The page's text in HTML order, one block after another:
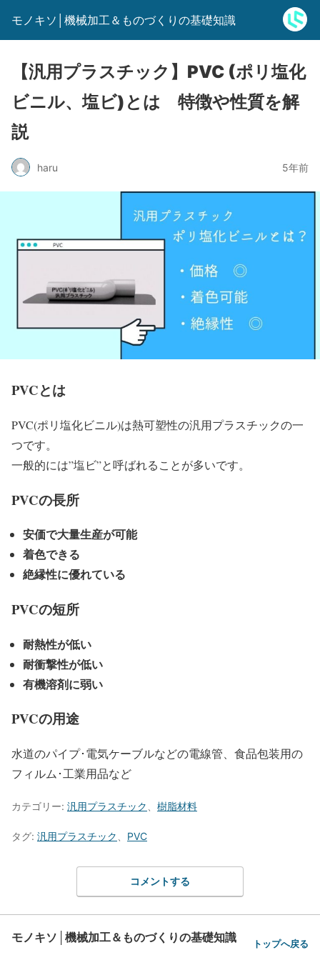
モノキソ│機械加工＆ものづくりの基礎知識
【汎用プラスチック】PVC (ポリ塩化
ビニル、塩ビ)とは 特徴や性質を解
説
haru 5年前
PVCとは
PVC(ポリ塩化ビニル)は熱可塑性の汎用プラスチックの一
つです。
一般的には”塩ビ”と呼ばれることが多いです。
PVCの長所
安価で大量生産が可能
着色できる
絶縁性に優れている
PVCの短所
耐熱性が低い
耐衝撃性が低い
有機溶剤に弱い
PVCの用途
水道のパイプ･電気ケーブルなどの電線管、食品包装用の
フィルム･工業用品など
カテゴリー: 汎用プラスチック 樹脂材料
タグ: 汎用プラスチック PVC
コメントする
モノキソ│機械加工＆ものづくりの基礎知識 トップへ戻る